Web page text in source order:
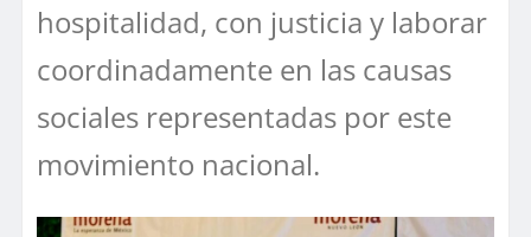
hospitalidad, con justicia y laborar
coordinadamente en las causas
sociales representadas por este
movimiento nacional.